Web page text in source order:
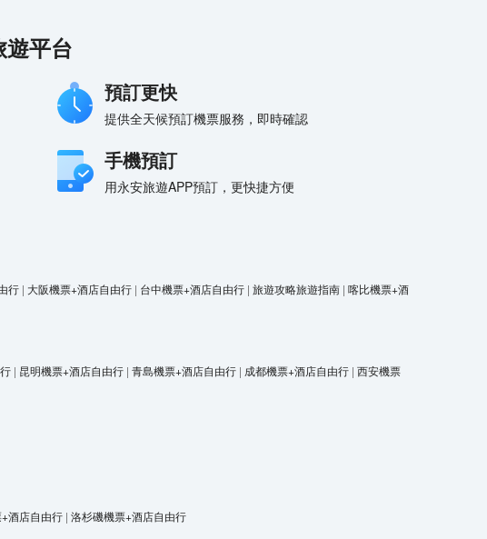
平台
預訂更快
提供全天候預訂機票服務，即時確認
手機預訂
用永安旅遊APP預訂，更快捷方便
行 | 大阪機票+酒店自由行 | 台中機票+酒店自由行 | 旅遊攻略旅遊指南 | 喀比機票+酒
| 昆明機票+酒店自由行 | 青島機票+酒店自由行 | 成都機票+酒店自由行 | 西安機票
酒店自由行 | 洛杉磯機票+酒店自由行